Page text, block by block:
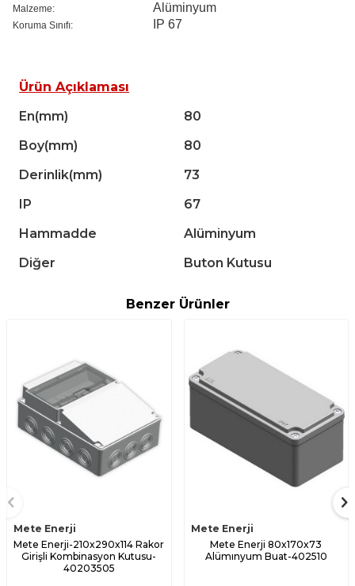
Malzeme: Alüminyum
Koruma Sınıfı: IP 67
Ürün Açıklaması
En(mm)
80
Boy(mm)
80
Derinlik(mm)
73
IP
67
Hammadde
Alüminyum
Diğer
Buton Kutusu
Benzer Ürünler
Mete Enerji
Mete Enerji-210x290x114 Rakor
Girişli Kombinasyon Kutusu-
40203505
Mete Enerji
Mete Enerji 80x170x73
Alümınyum Buat-402510